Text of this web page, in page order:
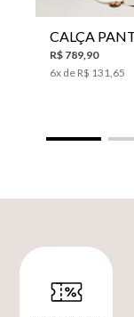
R$ 789,90
6x de R$ 131,65